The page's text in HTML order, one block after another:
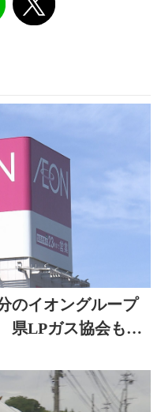
のイオングループ
LPガス協会も安